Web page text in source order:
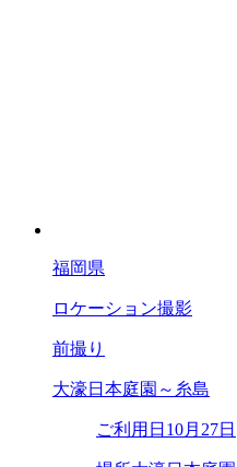
福岡県
ロケーション撮影
前撮り
大濠日本庭園～糸島
ご利用日 10月27日